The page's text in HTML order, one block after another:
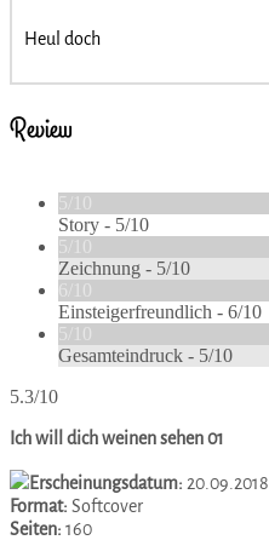
Heul doch
Review
5/10
Story - 5/10
5/10
Zeichnung - 5/10
6/10
Einsteigerfreundlich - 6/10
5/10
Gesamteindruck - 5/10
5.3/10
Ich will dich weinen sehen 01
Erscheinungsdatum: 20.09.2018
Format: Softcover
Seiten: 160